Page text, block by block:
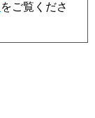
をご覧くださ